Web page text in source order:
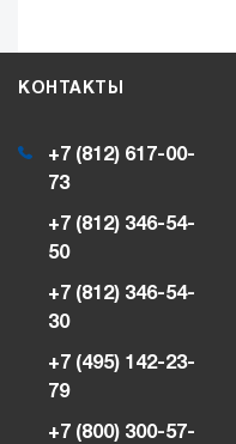
КОНТАКТЫ
+7 (812) 617-00-
73
+7 (812) 346-54-
50
+7 (812) 346-54-
30
+7 (495) 142-23-
79
+7 (800) 300-57-